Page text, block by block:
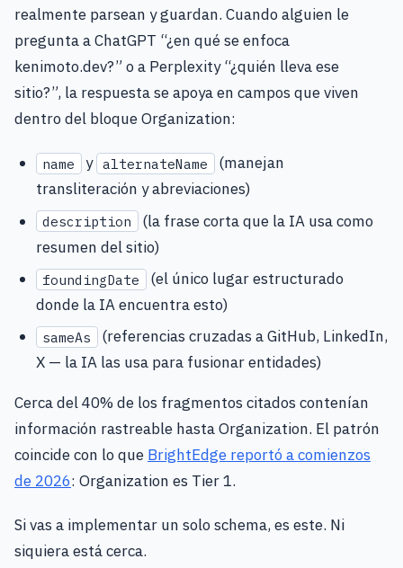
realmente parsean y guardan. Cuando alguien le
pregunta a ChatGPT “¿en qué se enfoca
kenimoto.dev?” o a Perplexity “¿quién lleva ese
sitio?”, la respuesta se apoya en campos que viven
dentro del bloque Organization:
name y alternateName
(manejan
transliteración y abreviaciones)
description
(la frase corta que la IA usa como
resumen del sitio)
foundingDate
(el único lugar estructurado
donde la IA encuentra esto)
sameAs
(referencias cruzadas a GitHub, LinkedIn,
X — la IA las usa para fusionar entidades)
Cerca del 40% de los fragmentos citados contenían
información rastreable hasta Organization. El patrón
coincide con lo que BrightEdge reportó a comienzos
de 2026: Organization es Tier 1.
Si vas a implementar un solo schema, es este. Ni
siquiera está cerca.